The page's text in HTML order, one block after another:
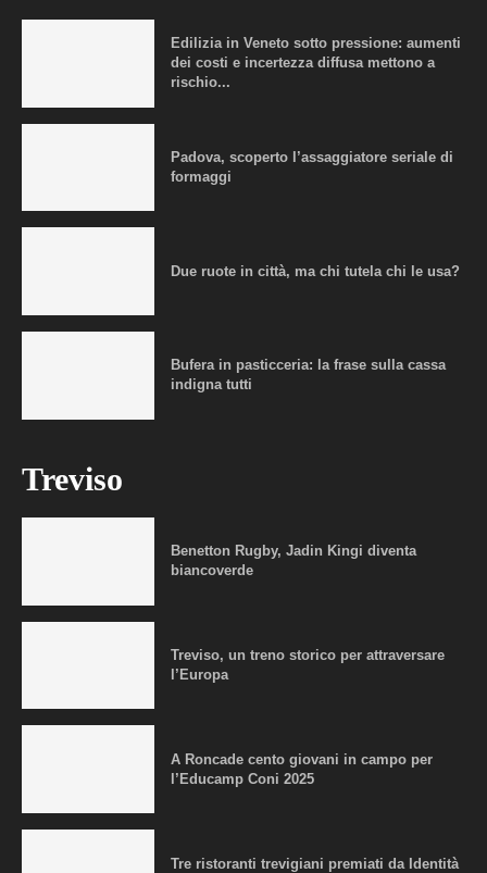
Edilizia in Veneto sotto pressione: aumenti
dei costi e incertezza diffusa mettono a
rischio...
Padova, scoperto l’assaggiatore seriale di
formaggi
Due ruote in città, ma chi tutela chi le usa?
Bufera in pasticceria: la frase sulla cassa
indigna tutti
Treviso
Benetton Rugby, Jadin Kingi diventa
biancoverde
Treviso, un treno storico per attraversare
l’Europa
A Roncade cento giovani in campo per
l’Educamp Coni 2025
Tre ristoranti trevigiani premiati da Identità